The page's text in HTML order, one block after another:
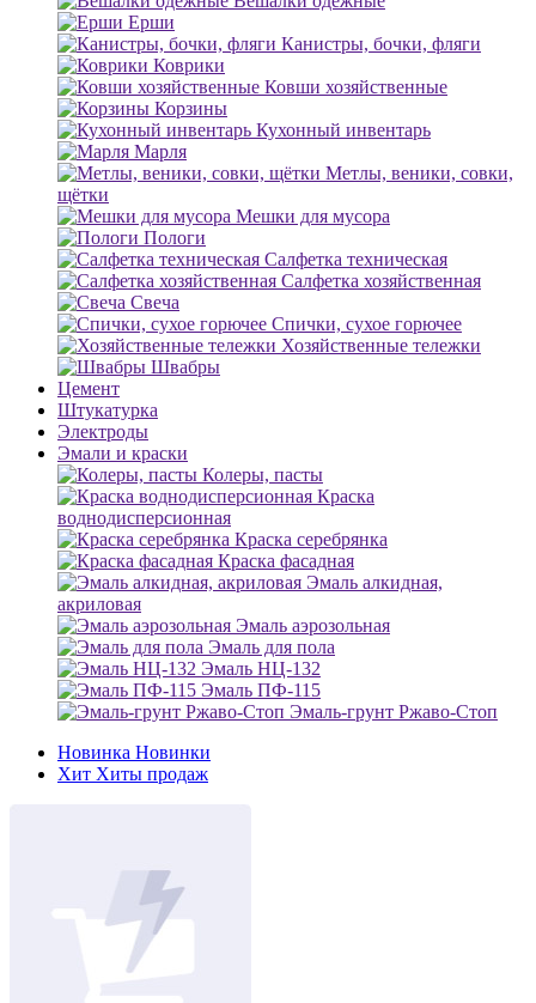
Ерши
Канистры, бочки, фляги
Коврики
Ковши хозяйственные
Корзины
Кухонный инвентарь
Марля
Метлы, веники, совки,
щётки
Мешки для мусора
Пологи
Салфетка техническая
Салфетка хозяйственная
Свеча
Спички, сухое горючее
Хозяйственные тележки
Швабры
Цемент
Штукатурка
Электроды
Эмали и краски
Колеры, пасты
Краска
воднодисперсионная
Краска серебрянка
Краска фасадная
Эмаль алкидная,
акриловая
Эмаль аэрозольная
Эмаль для пола
Эмаль НЦ-132
Эмаль ПФ-115
Эмаль-грунт Ржаво-Стоп
Новинка Новинки
Хит Хиты продаж